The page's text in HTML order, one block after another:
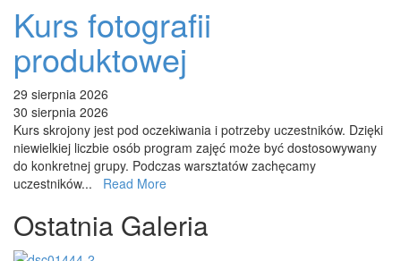
Kurs fotografii
produktowej
29 sierpnia 2026
30 sierpnia 2026
Kurs skrojony jest pod oczekiwania i potrzeby uczestników. Dzięki
niewielkiej liczbie osób program zajęć może być dostosowywany
do konkretnej grupy. Podczas warsztatów zachęcamy
uczestników... Read More
Ostatnia Galeria